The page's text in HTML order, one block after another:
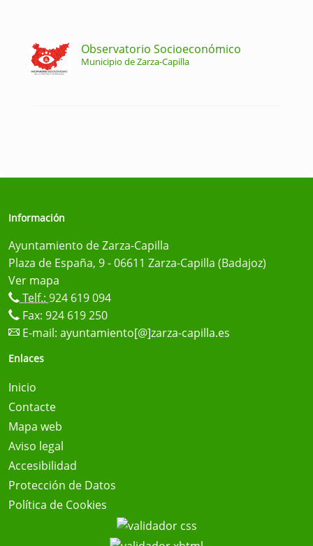
Observatorio Socioeconómico
Municipio de Zarza-Capilla
Información
Ayuntamiento de Zarza-Capilla
Plaza de España, 9 - 06611 Zarza-Capilla (Badajoz)
Ver mapa
Telf.: 924 619 094
Fax: 924 619 250
E-mail: ayuntamiento[@]zarza-capilla.es
Enlaces
Inicio
Contacte
Mapa web
Aviso legal
Accesibilidad
Protección de Datos
Política de Cookies